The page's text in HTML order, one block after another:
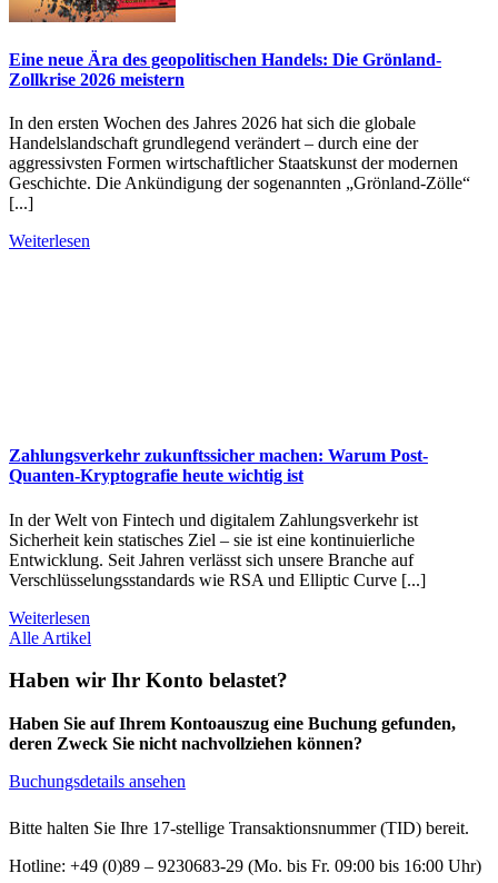
Eine neue Ära des geopolitischen Handels: Die Grönland-
Zollkrise 2026 meistern
In den ersten Wochen des Jahres 2026 hat sich die globale
Handelslandschaft grundlegend verändert – durch eine der
aggressivsten Formen wirtschaftlicher Staatskunst der modernen
Geschichte. Die Ankündigung der sogenannten „Grönland-Zölle“
[...]
Weiterlesen
Zahlungsverkehr zukunftssicher machen: Warum Post-
Quanten-Kryptografie heute wichtig ist
In der Welt von Fintech und digitalem Zahlungsverkehr ist
Sicherheit kein statisches Ziel – sie ist eine kontinuierliche
Entwicklung. Seit Jahren verlässt sich unsere Branche auf
Verschlüsselungsstandards wie RSA und Elliptic Curve [...]
Weiterlesen
Alle Artikel
Haben wir Ihr Konto belastet?
Haben Sie auf Ihrem Kontoauszug eine Buchung gefunden,
deren Zweck Sie nicht nachvollziehen können?
Buchungsdetails ansehen
Bitte halten Sie Ihre 17-stellige Transaktionsnummer (TID) bereit.
Hotline: +49 (0)89 – 9230683-29 (Mo. bis Fr. 09:00 bis 16:00 Uhr)